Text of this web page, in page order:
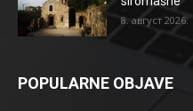
8. август 2026.
POPULARNE OBJAVE